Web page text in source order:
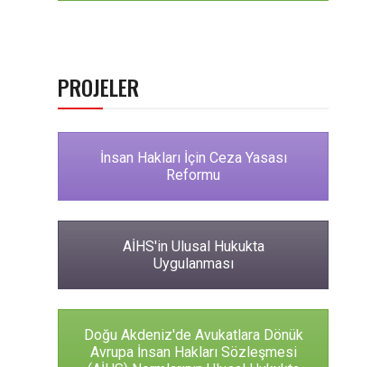
PROJELER
İnsan Hakları İçin Ceza Yasası
Reformu
AİHS'in Ulusal Hukukta
Uygulanması
Doğu Akdeniz'de Avukatlara Dönük
Avrupa İnsan Hakları Sözleşmesi